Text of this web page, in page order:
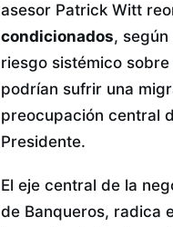
asesor Patrick Witt
condicionados,
riesgo sistémico
podrían sufrir una
preocupación central
Presidente.
El eje central de la
de Banqueros, radica